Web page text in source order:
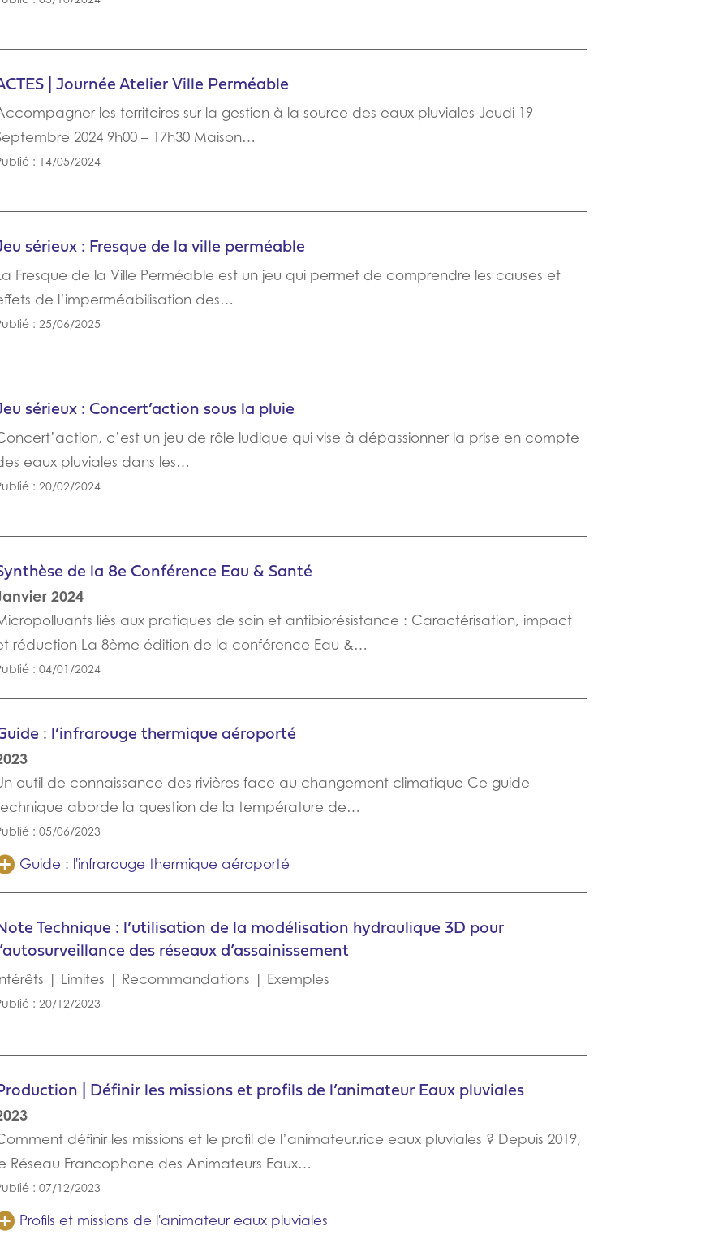
| Journée Atelier Ville Perméable
les territoires sur la gestion à la source des eaux pluviales Jeudi 19
2024 9h00 – 17h30 Maison…
: 14/05/2024
sérieux : Fresque de la ville perméable
Fresque de la Ville Perméable est un jeu qui permet de comprendre les causes et
de l’imperméabilisation des…
: 25/06/2025
sérieux : Concert’action sous la pluie
c’est un jeu de rôle ludique qui vise à dépassionner la prise en compte
eaux pluviales dans les…
: 20/02/2024
de la 8e Conférence Eau & Santé
2024
liés aux pratiques de soin et antibiorésistance : Caractérisation, impact
réduction La 8ème édition de la conférence Eau &…
: 04/01/2024
: l’infrarouge thermique aéroporté
outil de connaissance des rivières face au changement climatique Ce guide
aborde la question de la température de…
: 05/06/2023
Guide : l'infrarouge thermique aéroporté
Technique : l’utilisation de la modélisation hydraulique 3D pour
des réseaux d’assainissement
Intérêts | Limites | Recommandations | Exemples
: 20/12/2023
| Définir les missions et profils de l’animateur Eaux pluviales
définir les missions et le profil de l’animateur.rice eaux pluviales ? Depuis 2019,
Réseau Francophone des Animateurs Eaux…
: 07/12/2023
Profils et missions de l'animateur eaux pluviales